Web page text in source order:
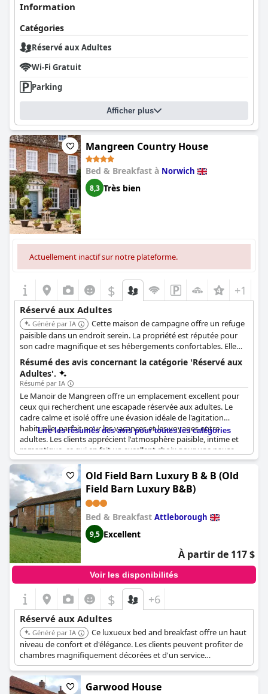
Information
Catégories
Réservé aux Adultes
Wi-Fi Gratuit
Parking
Afficher plus
Mangreen Country House
Bed & Breakfast à Norwich
8,3 Très bien
Actuellement inactif sur notre plateforme.
$ +1
Réservé aux Adultes
Généré par IA
Cette maison de campagne offre un refuge
paisible dans un endroit serein. La propriété est réputée pour
son cadre magnifique et ses hébergements confortables. Elle
offre une atmosphère relaxante idéale pour les adultes en quête
de tranquillité.
Résumé des avis concernant la catégorie 'Réservé aux
Adultes'.
Résumé par IA
Le Manoir de Mangreen offre un emplacement excellent pour
ceux qui recherchent une escapade réservée aux adultes. Le
cadre calme et isolé offre une évasion idéale de l'agitation
habituelle, parfait pour les vacances et les voyages entre
adultes. Les clients apprécient l'atmosphère paisible, intime et
romantique, ce qui en fait un excellent choix pour une pause
relaxante. L'absence de distractions causées par les enfants et
les animaux domestiques contribue à l'environnement serein et
réservé aux adultes, particulièrement recommandé pour un
public plus âgé. Dans l'ensemble, l'hôtel offre une ambiance
suggestive et paisible réservée aux adultes, parfaite pour ceux
qui recherchent une retraite tranquille à l'écart des sentiers
battus.
Lire les résumés des avis pour toutes les catégories
Old Field Barn Luxury B & B (Old
Field Barn Luxury B&B)
Bed & Breakfast Attleborough
9,5 Excellent
À partir de 117 $
Voir les disponibilités
$ +6
Réservé aux Adultes
Généré par IA
Ce luxueux bed and breakfast offre un haut
niveau de confort et d'élégance. Les clients peuvent profiter de
chambres magnifiquement décorées et d'un service
personnalisé. Le B&B est conçu pour offrir une expérience
tranquille et exclusive aux adultes.
Garwood House